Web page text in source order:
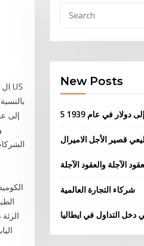
إلى
New Posts
دولار في عام 1939
قصير الأجل الاميرال
الآجلة والعقود الآجلة
شركاء التجارة العالمية
دخل التداول في ايطاليا